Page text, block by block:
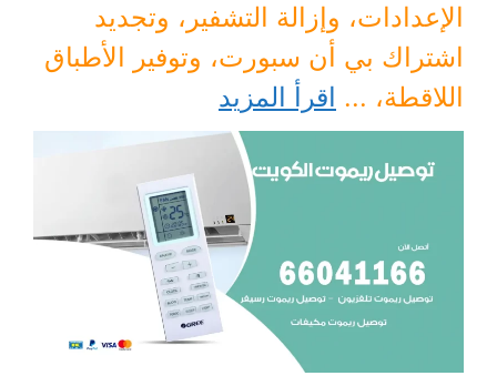
الإعدادات، وإزالة التشفير، وتجديد
اشتراك بي أن سبورت، وتوفير الأطباق
اللاقطة، ... اقرأ المزيد